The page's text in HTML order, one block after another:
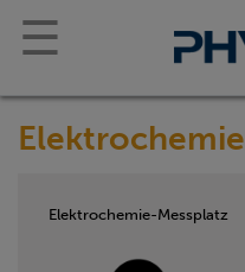
☰
Elektrochemie
Elektrochemie-Messplatz